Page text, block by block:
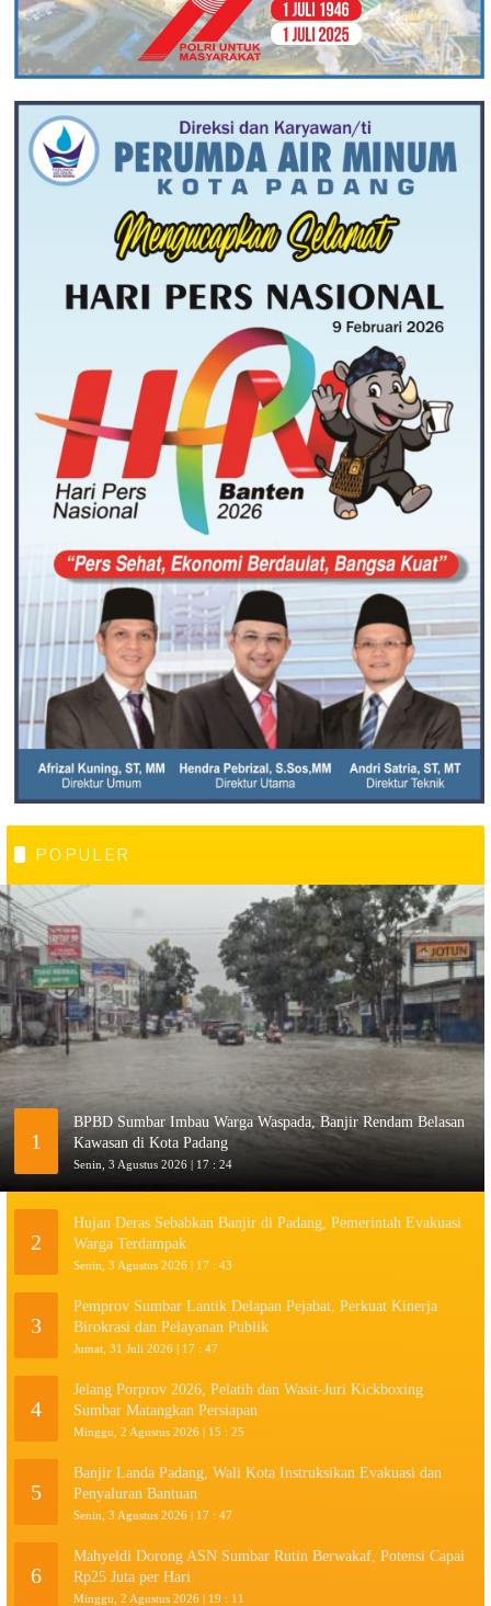
POPULER
1
BPBD Sumbar Imbau Warga Waspada, Banjir Rendam Belasan
Kawasan di Kota Padang
Senin, 3 Agustus 2026 | 17 : 24
2
Hujan Deras Sebabkan Banjir di Padang, Pemerintah Evakuasi
Warga Terdampak
Senin, 3 Agustus 2026 | 17 : 43
3
Pemprov Sumbar Lantik Delapan Pejabat, Perkuat Kinerja
Birokrasi dan Pelayanan Publik
Jumat, 31 Juli 2026 | 17 : 47
4
Jelang Porprov 2026, Pelatih dan Wasit-Juri Kickboxing
Sumbar Matangkan Persiapan
Minggu, 2 Agustus 2026 | 15 : 25
5
Banjir Landa Padang, Wali Kota Instruksikan Evakuasi dan
Penyaluran Bantuan
Senin, 3 Agustus 2026 | 17 : 47
6
Mahyeldi Dorong ASN Sumbar Rutin Berwakaf, Potensi Capai
Rp25 Juta per Hari
Minggu, 2 Agustus 2026 | 19 : 11